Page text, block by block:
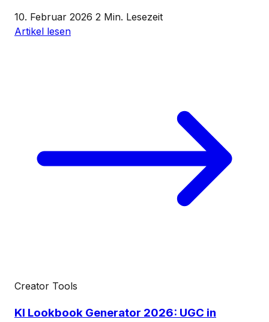
10. Februar 2026 2 Min. Lesezeit
Artikel lesen
Creator Tools
KI Lookbook Generator 2026: UGC in